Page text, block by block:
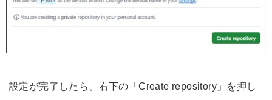
設定が完了したら、右下の「Create repository」を押し